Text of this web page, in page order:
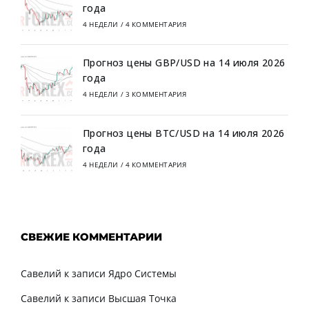
года
4 НЕДЕЛИ / 4 КОММЕНТАРИЯ
Прогноз цены GBP/USD на 14 июля 2026
года
4 НЕДЕЛИ / 3 КОММЕНТАРИЯ
Прогноз цены BTC/USD на 14 июля 2026
года
4 НЕДЕЛИ / 4 КОММЕНТАРИЯ
СВЕЖИЕ КОММЕНТАРИИ
Савелий к записи Ядро Системы
Савелий к записи Высшая Точка